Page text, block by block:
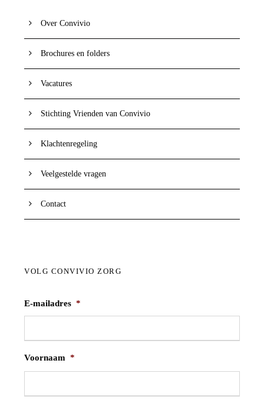
Over Convivio
Brochures en folders
Vacatures
Stichting Vrienden van Convivio
Klachtenregeling
Veelgestelde vragen
Contact
VOLG CONVIVIO ZORG
E-mailadres *
Voornaam *